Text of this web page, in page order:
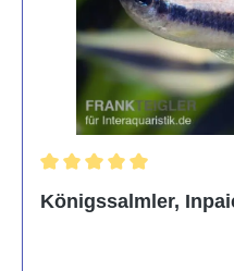
Königssalmler,